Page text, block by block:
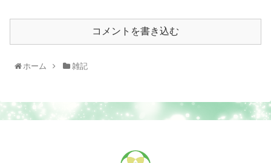
コメントを書き込む
ホーム 雑記